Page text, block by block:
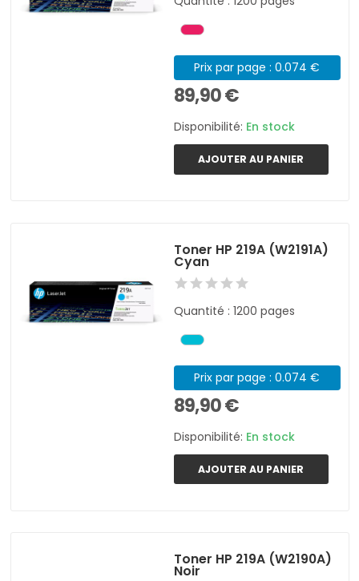
Prix par page : 0.074 €
89,90 €
Disponibilité: En stock
AJOUTER AU PANIER
Toner HP 219A (W2191A)
Cyan
Quantité : 1200 pages
Prix par page : 0.074 €
89,90 €
Disponibilité: En stock
AJOUTER AU PANIER
Toner HP 219A (W2190A)
Noir